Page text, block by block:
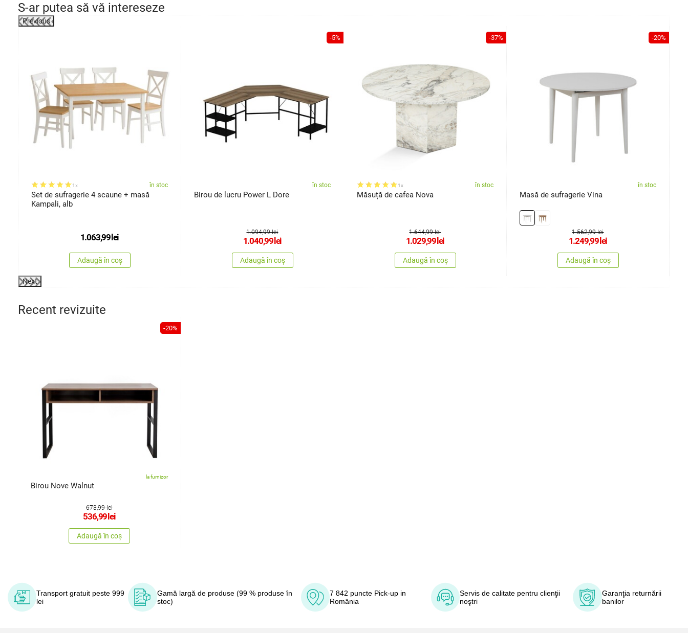
S-ar putea să vă intereseze
Previous
1x în stoc
Set de sufragerie 4 scaune + masă
Kampali, alb
1.063,99lei
Adaugă în coș
-5%
în stoc
Birou de lucru Power L Dore
1.094,99 lei
1.040,99lei
Adaugă în coș
-37%
1x în stoc
Măsuță de cafea Nova
1.644,99 lei
1.029,99lei
Adaugă în coș
-20%
în stoc
Masă de sufragerie Vina
1.562,99 lei
1.249,99lei
Adaugă în coș
Next
Recent revizuite
-20%
la furnizor
Birou Nove Walnut
673,99 lei
536,99lei
Adaugă în coș
Transport gratuit peste 999
lei
Gamă largă de produse (99 % produse în
stoc)
7 842 puncte Pick-up in
România
Servis de calitate pentru clienţii
noştri
Garanţia returnării
banilor